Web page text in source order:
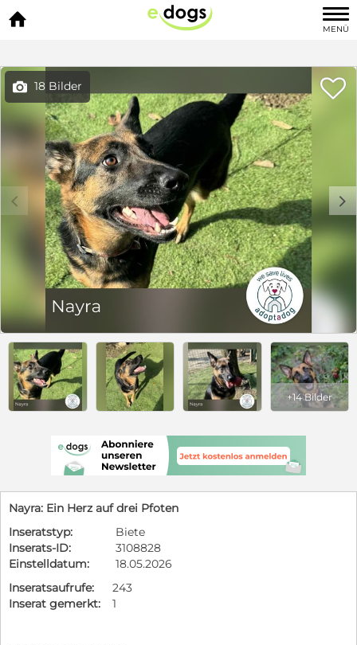

MENÜ
 18 Bilder 
c d
+14 Bilder
Nayra: Ein Herz auf drei Pfoten
Inseratstyp:
Biete
Inserats-ID:
3108828
Einstelldatum:
18.05.2026
Inseratsaufrufe:
243
Inserat gemerkt:
1